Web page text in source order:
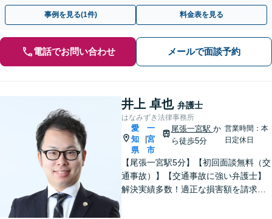
払い可】【完全個室制】【子連れ相談OK】
事例を見る(1件) 料金表を見る
電話でお問い合わせ メールで面談予約
井上 卓也 弁護士
はなみずき法律事務所
愛
知
県
|
一
宮
市
尾張一宮駅 か
ら徒歩5分
営業時間：本
日定休日
【尾張一宮駅5分】【初回面談無料（交
通事故）】【交通事故に強い弁護士】
解決実績多数！適正な損害額を請求